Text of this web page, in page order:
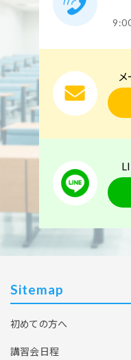
東京校 オンライ
東京校【下期】電験
同時開催（2日間）1
空席あり
Sitemap
初めての方へ
講習会日程